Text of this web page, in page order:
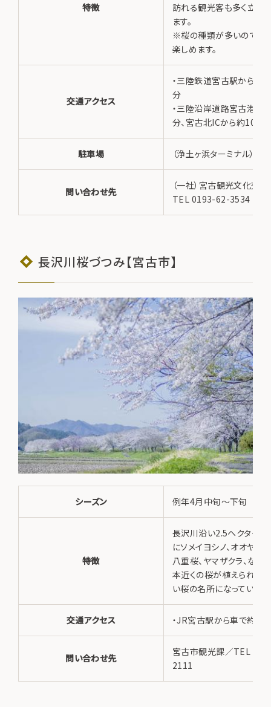
特徴
訪れる観光客も多く立ち
ます。
※桜の種類が多いので長
楽しめます。
交通アクセス
・三陸鉄道宮古駅からタ
分
・三陸沿岸道路宮古港IC
分、宮古北ICから約10分
駐車場 （浄土ヶ浜ターミナル）
問い合わせ先
（一社）宮古観光文化交
TEL 0193-62-3534
長沢川桜づつみ【宮古市】
シーズン 例年4月中旬〜下旬
特徴
長沢川沿い2.5ヘクタール
にソメイヨシノ、オオヤマ
八重桜、ヤマザクラ、など
本近くの桜が植えられてい
い桜の名所になっています
交通アクセス ・JR宮古駅から車で約15
問い合わせ先
宮古市観光課／TEL
2111